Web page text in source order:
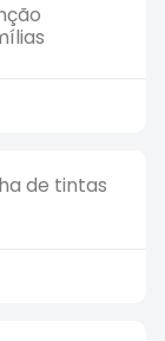
de tintas